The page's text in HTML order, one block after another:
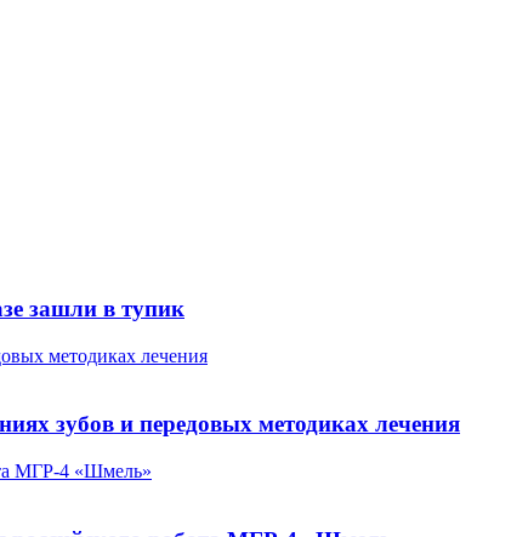
зашли в тупик
методиках лечения
зубов и передовых методиках лечения
МГР-4 «Шмель»